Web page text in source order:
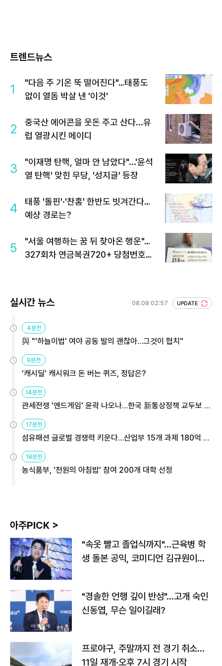
트렌드뉴스
1
"다음 주 기온 뚝 떨어진다"…태풍도
없이 열돔 박살 낸 '이것'
2
중국산 에어콘을 웃돈 주고 산다...유
럽 열광시킨 메이디
3
"이재명 탄핵, 얼마 안 남았다"...'윤석
열 탄핵' 맞힌 무당, '성지글' 등장
4
태풍 '돌핀'·'찬홈' 한반도 빗겨간다…
예상 경로는?
5
"서울 여행하는 꿈 뒤 찾아온 행운"…
327회차 연금복권720+ 당첨번호조
실시간 뉴스 08.08 02:57 UPDATE
4분전
與 "'하늘이법' 여야 공동 발의 괜찮아…그것이 협치"
9분전
'캐시딜' 캐시워크 돈 버는 퀴즈, 정답은?
14분전
관세전쟁 '엔드게임' 윤곽 나오나…한국 新통상정책 교두보 활
용해야
17분전
섬유패션 글로벌 경쟁력 키운다…산업부 15개 과제 180억 지
원
18분전
농식품부, '천원의 아침밥' 참여 200개 대학 선정
아주PICK >
"속옷 빨고 졸업식까지"…근육병 학
생 돌본 공익, 코미디언 김규원이었
"경솔한 언행 깊이 반성"…고개 숙인
신동엽, 무슨 일이길래?
프로야구, 주말까지 전 경기 취소…
11일 재개·오후 7시 경기 시작